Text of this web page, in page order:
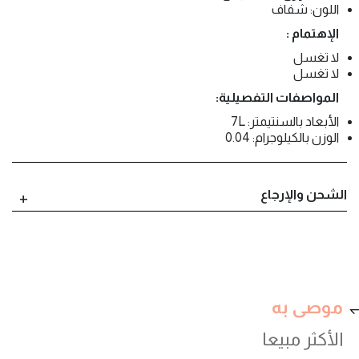
اللون: شفاف
الإهتمام :
لا تغسل
لا تغسل
المواصفات التفصيلية:
الأبعاد بالسنتيمتر: 7L
الوزن بالكيلوجرام: 0.04
الشحن والإرجاع
موصى به
الأكثر مبيعا